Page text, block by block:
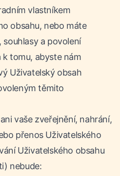
vlastníkem
obsahu, nebo máte
souhlasy a povolení
tomu, abyste nám
Uživatelský obsah
těmito
vaše zveřejnění, nahrání,
přenos Uživatelského
Uživatelského obsahu
nebude: